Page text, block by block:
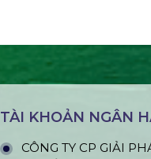
TÀI KHOẢN NGÂN
CÔNG TY CP GIẢI